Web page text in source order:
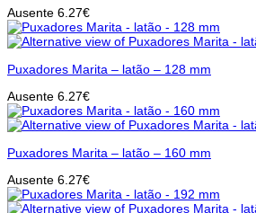
Ausente 6.27€
Puxadores Marita – latão – 128 mm
Ausente 6.27€
Puxadores Marita – latão – 160 mm
Ausente 6.27€